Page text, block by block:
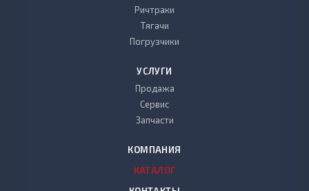
Ричтраки
Тягачи
Погрузчики
УСЛУГИ
Продажа
Сервис
Запчасти
КОМПАНИЯ
КАТАЛОГ